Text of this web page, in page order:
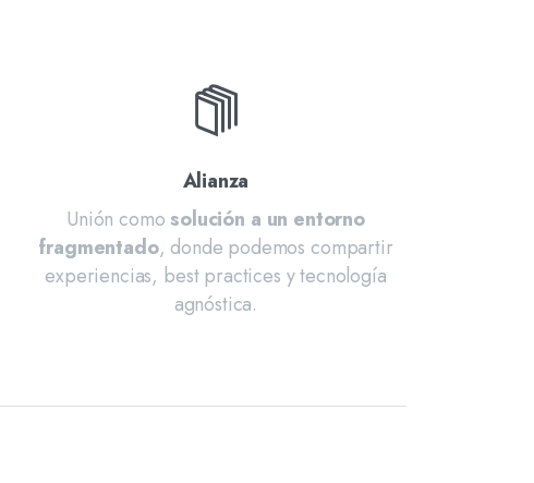
Alianza
Unión como solución a un entorno
fragmentado, donde podemos compartir
experiencias, best practices y tecnología
agnóstica.